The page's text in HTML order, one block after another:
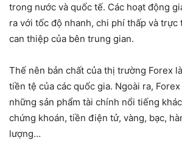
trong nước và quốc tế. Các hoạt động
ra với tốc độ nhanh, chi phí thấp và trực
can thiệp của bên trung gian.
Thế nên bản chất của thị trường Forex
tiền tệ của các quốc gia. Ngoài ra,
những sản phẩm tài chính nổi tiếng
chứng khoán, tiền điện tử, vàng, bạc,
lượng…